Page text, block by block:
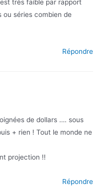
très faible par rapport
ou séries combien de
Répondre
de dollars …. sous
+ rien ! Tout le monde ne
projection !!
Répondre